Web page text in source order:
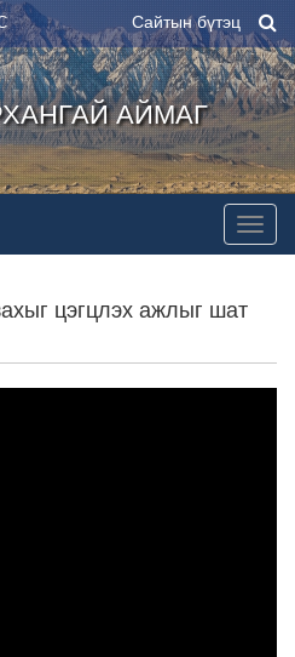
Сайтын бүтэц
АЙМАГ
цэгцлэх ажлыг шат